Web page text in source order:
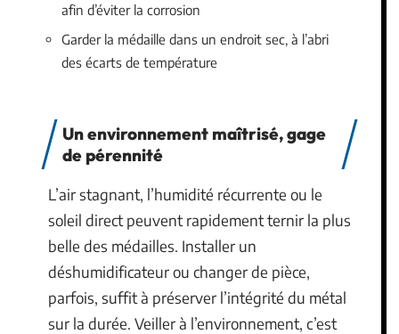
afin d’éviter la corrosion
Garder la médaille dans un endroit sec, à l’abri
des écarts de température
Un environnement maîtrisé, gage
de pérennité
L’air stagnant, l’humidité récurrente ou le
soleil direct peuvent rapidement ternir la plus
belle des médailles. Installer un
déshumidificateur ou changer de pièce,
parfois, suffit à préserver l’intégrité du métal
sur la durée. Veiller à l’environnement, c’est